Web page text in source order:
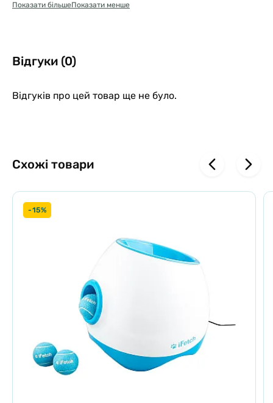
Показати більшеПоказати менше
Відгуки (0)
Відгуків про цей товар ще не було.
Схожі товари
-15%